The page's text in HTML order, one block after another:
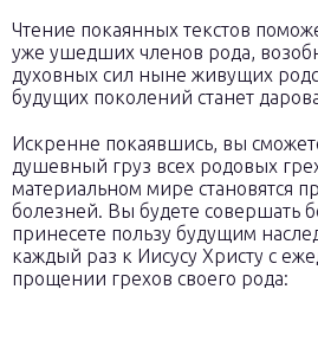
Чтение покаянных текстов
уже ушедших членов рода,
духовных сил ныне живущих
будущих поколений станет
Искренне покаявшись, вы
душевный груз всех родовых
материальном мире становятся
болезней. Вы будете совершать
принесете пользу будущим
каждый раз к Иисусу Христу с
прощении грехов своего рода: